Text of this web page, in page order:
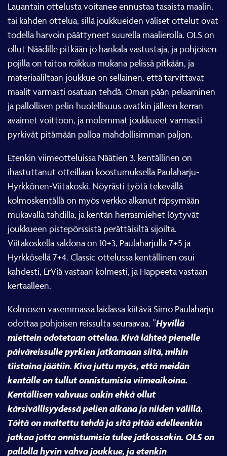
Lauantain ottelusta voitanee ennustaa tasaista maalin,
tai kahden ottelua, sillä joukkueiden väliset ottelut ovat
todella harvoin päättyneet suurella maalierolla. OLS on
ollut Näädille pitkään jo hankala vastustaja, ja pohjoisen
pojilla on taitoa roikkua mukana pelissä pitkään, ja
materiaaliltaan joukkue on sellainen, että tarvittavat
maalit varmasti osataan tehdä. Oman pään pelaaminen
ja pallollisen pelin huolellisuus ovatkin jälleen kerran
avaimet voittoon, ja molemmat joukkueet varmasti
pyrkivät pitämään palloa mahdollisimman paljon.
Etenkin viimeotteluissa Näätien 3. kentällinen on
ihastuttanut otteillaan koostumuksella Paulaharju-
Hyrkkönen-Viitakoski. Nöyrästi työtä tekevällä
kolmoskentällä on myös verkko alkanut räpsymään
mukavalla tahdilla, ja kentän herrasmiehet löytyvät
joukkueen pistepörssistä perättäisiltä sijoilta.
Viitakoskella saldona on 10+3, Paulaharjulla 7+5 ja
Hyrkkösellä 7+4. Classic ottelussa kentällinen osui
kahdesti, ErViä vastaan kolmesti, ja Happeeta vastaan
kertaalleen.
Kolmosen vasemmassa laidassa kiitävä Simo Paulaharju
odottaa pohjoisen reissulta seuraavaa, ”Hyvillä
miettein odotetaan ottelua. Kivä lähteä pienelle
päiväreissulle pyrkien jatkamaan siitä, mihin
tiistaina jäätiin. Kiva juttu myös, että meidän
kentälle on tullut onnistumisia viimeaikoina.
Kentällisen vahvuus onkin ehkä ollut
kärsivällisyydessä pelien aikana ja niiden välillä.
Töitä on maltettu tehdä ja sitä pitää edelleenkin
jatkaa jotta onnistumisia tulee jatkossakin. OLS on
pallolla hyvin vahva joukkue, ja etenkin